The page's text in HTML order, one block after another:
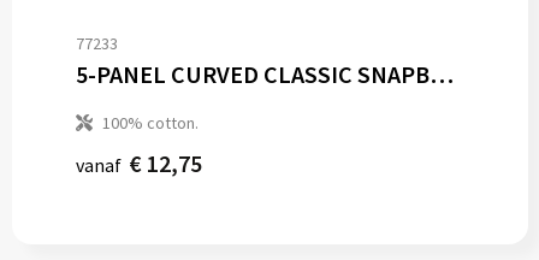
77233
5-PANEL CURVED CLASSIC SNAPBACK
100% cotton.
vanaf € 12,75